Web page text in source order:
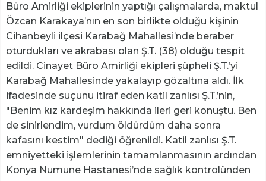
Büro Amirliği ekiplerinin yaptığı çalışmalarda, maktul
Özcan Karakaya’nın en son birlikte olduğu kişinin
Cihanbeyli ilçesi Karabağ Mahallesi’nde beraber
oturdukları ve akrabası olan Ş.T. (38) olduğu tespit
edildi. Cinayet Büro Amirliği ekipleri şüpheli Ş.T.’yi
Karabağ Mahallesinde yakalayıp gözaltına aldı. İlk
ifadesinde suçunu itiraf eden katil zanlısı Ş.T.’nin,
"Benim kız kardeşim hakkında ileri geri konuştu. Ben
de sinirlendim, vurdum öldürdüm daha sonra
kafasını kestim" dediği öğrenildi. Katil zanlısı Ş.T.
emniyetteki işlemlerinin tamamlanmasının ardından
Konya Numune Hastanesi’nde sağlık kontrolünden